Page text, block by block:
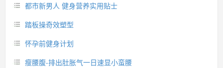
都市新男人 健身营养实用贴士
踏板操奇效塑型
怀孕前健身计划
瘦腰腹-排出肚胀气一日速显小蛮腰